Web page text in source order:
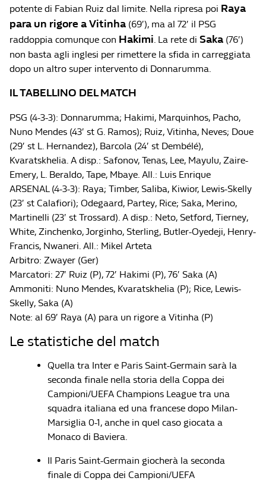
potente di Fabian Ruiz dal limite. Nella ripresa poi Raya
para un rigore a Vitinha (69′), ma al 72′ il PSG
raddoppia comunque con Hakimi. La rete di Saka (76′)
non basta agli inglesi per rimettere la sfida in carreggiata
dopo un altro super intervento di Donnarumma.
IL TABELLINO DEL MATCH
PSG (4-3-3): Donnarumma; Hakimi, Marquinhos, Pacho,
Nuno Mendes (43′ st G. Ramos); Ruiz, Vitinha, Neves; Doue
(29′ st L. Hernandez), Barcola (24′ st Dembélé),
Kvaratskhelia. A disp.: Safonov, Tenas, Lee, Mayulu, Zaire-
Emery, L. Beraldo, Tape, Mbaye. All.: Luis Enrique
ARSENAL (4-3-3): Raya; Timber, Saliba, Kiwior, Lewis-Skelly
(23′ st Calafiori); Odegaard, Partey, Rice; Saka, Merino,
Martinelli (23′ st Trossard). A disp.: Neto, Setford, Tierney,
White, Zinchenko, Jorginho, Sterling, Butler-Oyedeji, Henry-
Francis, Nwaneri. All.: Mikel Arteta
Arbitro: Zwayer (Ger)
Marcatori: 27′ Ruiz (P), 72′ Hakimi (P), 76′ Saka (A)
Ammoniti: Nuno Mendes, Kvaratskhelia (P); Rice, Lewis-
Skelly, Saka (A)
Note: al 69′ Raya (A) para un rigore a Vitinha (P)
Le statistiche del match
Quella tra Inter e Paris Saint-Germain sarà la
seconda finale nella storia della Coppa dei
Campioni/UEFA Champions League tra una
squadra italiana ed una francese dopo Milan-
Marsiglia 0-1, anche in quel caso giocata a
Monaco di Baviera.
Il Paris Saint-Germain giocherà la seconda
finale di Coppa dei Campioni/UEFA